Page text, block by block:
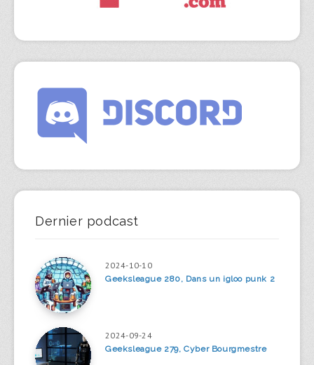
Dernier podcast
2024-10-10
Geeksleague 280, Dans un igloo punk 2
2024-09-24
Geeksleague 279, Cyber Bourgmestre